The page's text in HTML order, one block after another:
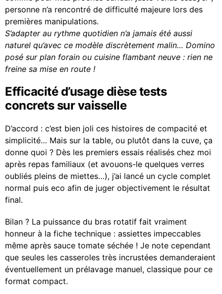
personne n’a rencontré de difficulté majeure lors des
premières manipulations.
S’adapter au rythme quotidien n’a jamais été aussi
naturel qu’avec ce modèle discrètement malin… Domino
posé sur plan forain ou cuisine flambant neuve : rien ne
freine sa mise en route !
Efficacité d’usage dièse tests
concrets sur vaisselle
D’accord : c’est bien joli ces histoires de compacité et
simplicité… Mais sur la table, ou plutôt dans la cuve, ça
donne quoi ? Dès les premiers essais réalisés chez moi
après repas familiaux (et avouons-le quelques verres
oubliés pleins de miettes…), j’ai lancé un cycle complet
normal puis eco afin de juger objectivement le résultat
final.
Bilan ? La puissance du bras rotatif fait vraiment
honneur à la fiche technique : assiettes impeccables
même après sauce tomate séchée ! Je note cependant
que seules les casseroles très incrustées demanderaient
éventuellement un prélavage manuel, classique pour ce
format compact.